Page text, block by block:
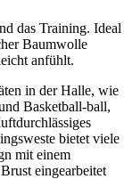
das Training. Ideal
Baumwolle
anfühlt.
in der Halle, wie
Basketball-ball,
bietet viele
mit einem
eingearbeitet